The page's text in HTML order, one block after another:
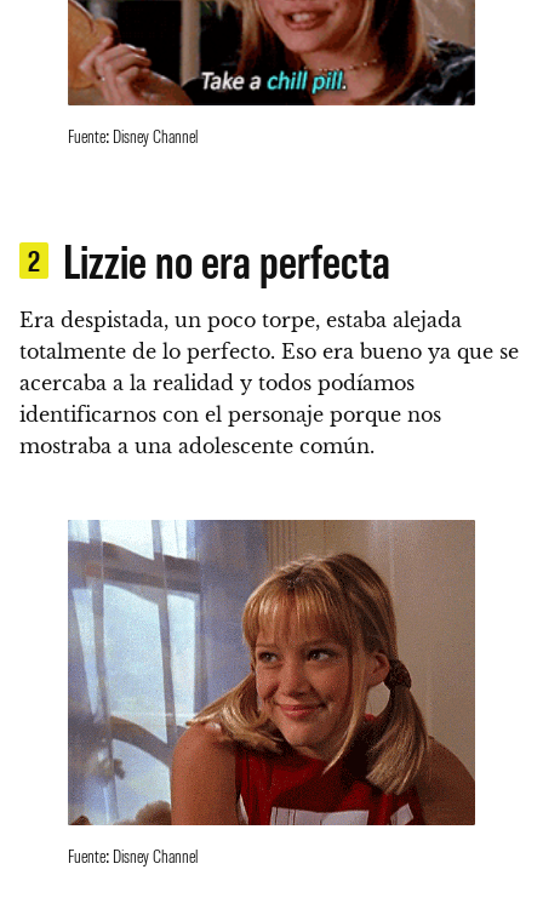
Fuente: Disney Channel
2 Lizzie no era perfecta
Era despistada, un poco torpe, estaba alejada
totalmente de lo perfecto. Eso era bueno ya que se
acercaba a la realidad y todos podíamos
identificarnos con el personaje porque nos
mostraba a una adolescente común.
Fuente: Disney Channel